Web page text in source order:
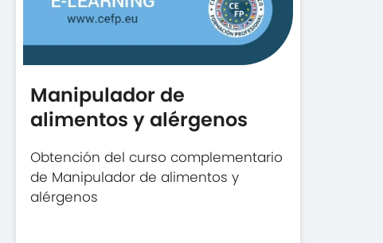
Manipulador de
alimentos y alérgenos
Obtención del curso complementario
de Manipulador de alimentos y
alérgenos